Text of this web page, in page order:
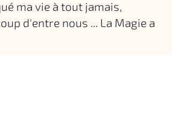
ma vie à tout jamais,
d'entre nous ... La Magie a